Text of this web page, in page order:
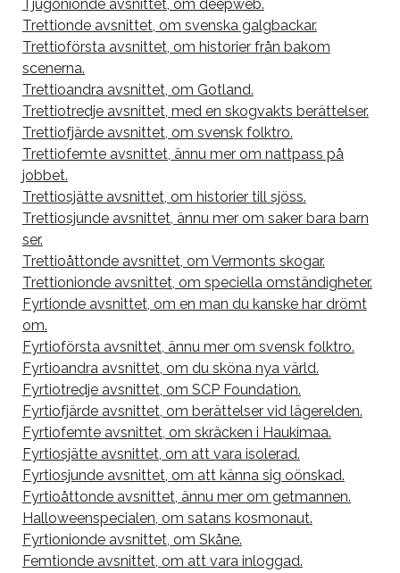
Tjugonionde avsnittet, om deepweb.
Trettionde avsnittet, om svenska galgbackar.
Trettioförsta avsnittet, om historier från bakom
scenerna.
Trettioandra avsnittet, om Gotland.
Trettiotredje avsnittet, med en skogvakts berättelser.
Trettiofjärde avsnittet, om svensk folktro.
Trettiofemte avsnittet, ännu mer om nattpass på
jobbet.
Trettiosjätte avsnittet, om historier till sjöss.
Trettiosjunde avsnittet, ännu mer om saker bara barn
ser.
Trettioåttonde avsnittet, om Vermonts skogar.
Trettionionde avsnittet, om speciella omständigheter.
Fyrtionde avsnittet, om en man du kanske har drömt
om.
Fyrtioförsta avsnittet, ännu mer om svensk folktro.
Fyrtioandra avsnittet, om du sköna nya värld.
Fyrtiotredje avsnittet, om SCP Foundation.
Fyrtiofjärde avsnittet, om berättelser vid lägerelden.
Fyrtiofemte avsnittet, om skräcken i Haukimaa.
Fyrtiosjätte avsnittet, om att vara isolerad.
Fyrtiosjunde avsnittet, om att känna sig oönskad.
Fyrtioåttonde avsnittet, ännu mer om getmannen.
Halloweenspecialen, om satans kosmonaut.
Fyrtionionde avsnittet, om Skåne.
Femtionde avsnittet, om att vara inloggad.